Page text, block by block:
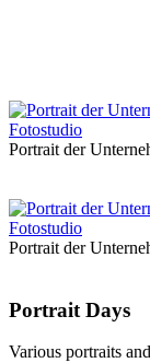
Portrait der
Portrait der
Portrait Days
Various portraits